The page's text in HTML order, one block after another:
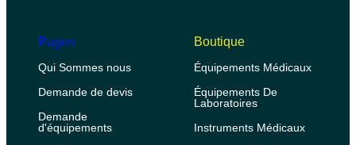
Pages
Qui Sommes nous
Demande de devis
Demande
d'équipements
Boutique
Équipements Médicaux
Équipements De
Laboratoires
Instruments Médicaux